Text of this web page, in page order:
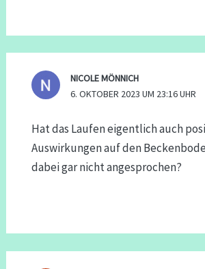
NICOLE MÖNNICH
6. OKTOBER 2023 UM 23:16 UHR
Hat das Laufen eigentlich auch
Auswirkungen auf den
dabei gar nicht angesprochen?